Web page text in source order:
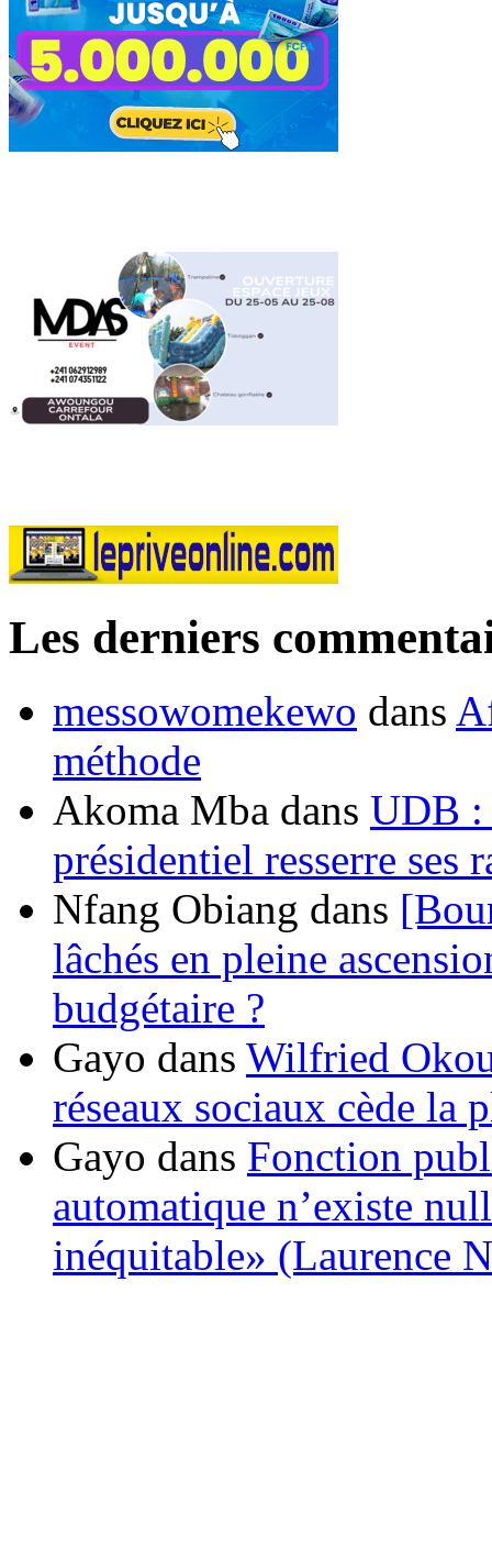
Les derniers
messowomekewo dans
méthode
Akoma Mba dans UDB :
présidentiel resserre ses
Nfang Obiang dans
lâchés en pleine
budgétaire ?
Gayo dans Wilfried
réseaux sociaux cède la
Gayo dans Fonction
automatique n’existe
inéquitable» (Laurence